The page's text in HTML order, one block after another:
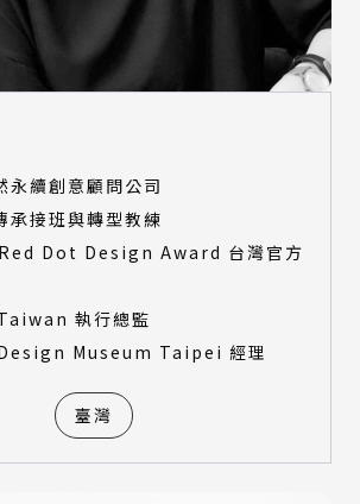
永續創意顧問公司
承接班與轉型教練
Dot Design Award 台灣官方
執行總監
Museum Taipei 經理
臺灣